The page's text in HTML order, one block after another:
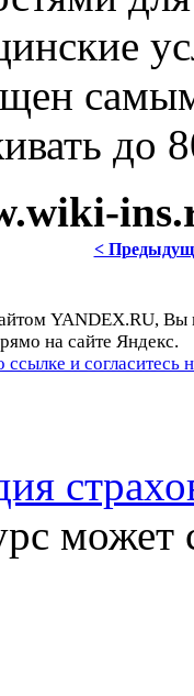
до
<
YANDEX.RU, Вы
на сайте Яндекс.
ссылке и согласитесь
может